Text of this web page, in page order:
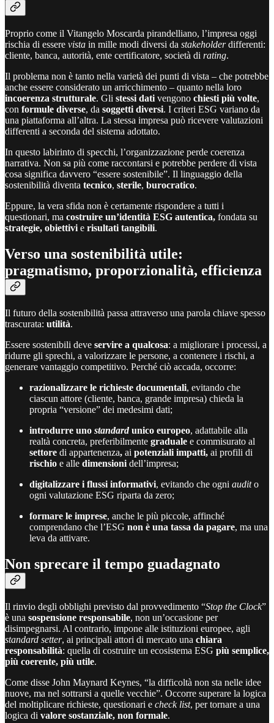
Proprio come il Vitangelo Moscarda pirandelliano, l’impresa oggi
rischia di essere vista in mille modi diversi da stakeholderdifferenti:
cliente, banca, autorità, ente certificatore, società di rating.
Il problema non è tanto nella varietà dei punti di vista – che potrebbe
anche essere considerato un arricchimento – quanto nella loro
incoerenza strutturale. Gli stessi dati vengono chiesti più volte,
con formule diverse, da soggetti diversi. I criteri ESG variano da
una piattaforma all’altra. La stessa impresa può ricevere valutazioni
differenti a seconda del sistema adottato.
In questo labirinto di specchi, l’organizzazione perde coerenza
narrativa. Non sa più come raccontarsi e potrebbe perdere di vista
cosa significa davvero “essere sostenibile”. Il linguaggio della
sostenibilità diventa tecnico, sterile, burocratico.
Eppure, la vera sfida non è certamente rispondere a tutti i
questionari, ma costruire un’identità ESG autentica, fondata su
strategie, obiettivi e risultati tangibili.
Verso una sostenibilità utile:
pragmatismo, proporzionalità, efficienza
Il futuro della sostenibilità passa attraverso una parola chiave spesso
trascurata: utilità.
Essere sostenibili deve servire a qualcosa: a migliorare i processi, a
ridurre gli sprechi, a valorizzare le persone, a contenere i rischi, a
generare vantaggio competitivo. Perché ciò accada, occorre:
razionalizzare le richieste documentali, evitando che
ciascun attore (cliente, banca, grande impresa) chieda la
propria “versione” dei medesimi dati;
introdurre uno standardunico europeo, adattabile alla
realtà concreta, preferibilmente graduale e commisurato al
settore di appartenenza, ai potenziali impatti, ai profili di
rischio e alle dimensioni dell’impresa;
digitalizzare i flussi informativi, evitando che ogni audito
ogni valutazione ESG riparta da zero;
formare le imprese, anche le più piccole, affinché
comprendano che l’ESG non è una tassa da pagare, ma una
leva da attivare.
Non sprecare il tempo guadagnato
Il rinvio degli obblighi previsto dal provvedimento “Stop the Clock”
è una sospensione responsabile, non un’occasione per
disimpegnarsi. Al contrario, impone alle istituzioni europee, agli
standard setter, ai principali attori di mercato una chiara
responsabilità: quella di costruire un ecosistema ESG più semplice,
più coerente, più utile.
Come disse John Maynard Keynes, “la difficoltà non sta nelle idee
nuove, ma nel sottrarsi a quelle vecchie”. Occorre superare la logica
del moltiplicare richieste, questionari e check list, per tornare a una
logica di valore sostanziale, non formale.